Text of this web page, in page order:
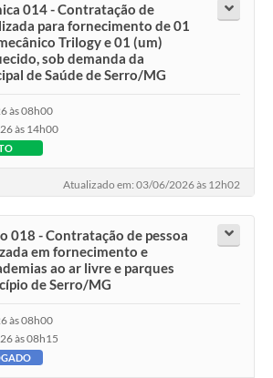
014 - Contratação de
para fornecimento de 01
Trilogy e 01 (um)
sob demanda da
de Saúde de Serro/MG
às 08h00
às 14h00
Atualizado em: 03/06/2026 às 12h02
018 - Contratação de pessoa
em fornecimento e
ao ar livre e parques
de Serro/MG
às 08h00
às 08h15